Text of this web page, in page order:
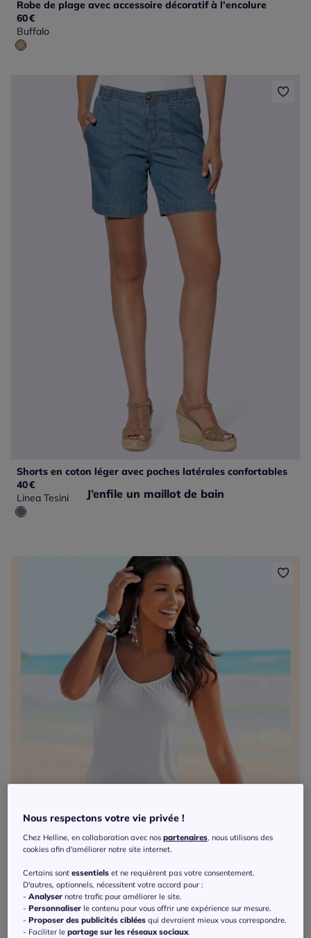
Robe de plage avec accessoire décoratif à l'encolure
60€
Buffalo
Shorts en coton léger avec poches latérales confortables
40€
Linea Tesini
J’enfile un maillot de bain
Exclu web
Nous respectons votre vie privée !
Chez Helline, en collaboration avec nospartenaires, nous utilisons des
cookies afin d'améliorer notre site internet.
Certains sontessentiels et ne requièrent pas votre consentement.
D'autres, optionnels, nécessitent votre accord pour :
-Analyser notre trafic pour améliorer le site.
-Personnaliser le contenu pour vous offrir une expérience sur mesure.
-Proposer des publicités ciblées qui devraient mieux vous correspondre.
- Faciliter lepartage sur les réseaux sociaux.